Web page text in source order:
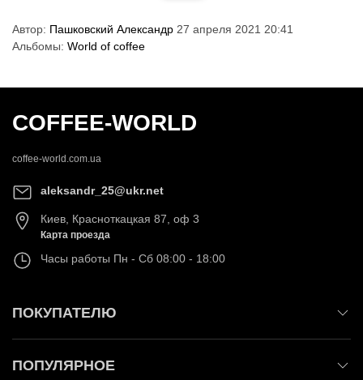
Автор: Пашковский Александр 27 апреля 2021 20:41
Альбомы: World of coffee
COFFEE-WORLD
coffee-world.com.ua
aleksandr_25@ukr.net
Киев Красноткацкая 87, оф 3
Карта проезда
Часы работы Пн - Сб 08:00 - 18:00
ПОКУПАТЕЛЮ
ПОПУЛЯРНОЕ